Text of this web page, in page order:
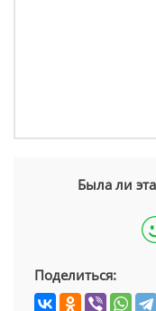
Была ли
Поделиться: